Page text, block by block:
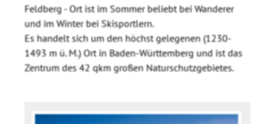
Feldberg - Ort ist im Sommer beliebt bei Wanderer
und im Winter bei Skisportlern.
Es handelt sich um den höchst gelegenen (1230-
1493 m ü. M.) Ort in Baden-Württemberg und ist das
Zentrum des 42 qkm großen Naturschutzgebietes.